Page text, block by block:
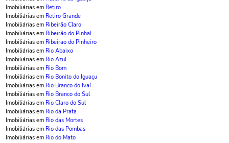
Imobiliárias em Retiro
Imobiliárias em Retiro Grande
Imobiliárias em Ribeirão Claro
Imobiliárias em Ribeirão do Pinhal
Imobiliárias em Ribeirao do Pinheiro
Imobiliárias em Rio Abaixo
Imobiliárias em Rio Azul
Imobiliárias em Rio Bom
Imobiliárias em Rio Bonito do Iguaçu
Imobiliárias em Rio Branco do Ivaí
Imobiliárias em Rio Branco do Sul
Imobiliárias em Rio Claro do Sul
Imobiliárias em Rio da Prata
Imobiliárias em Rio das Mortes
Imobiliárias em Rio das Pombas
Imobiliárias em Rio do Mato